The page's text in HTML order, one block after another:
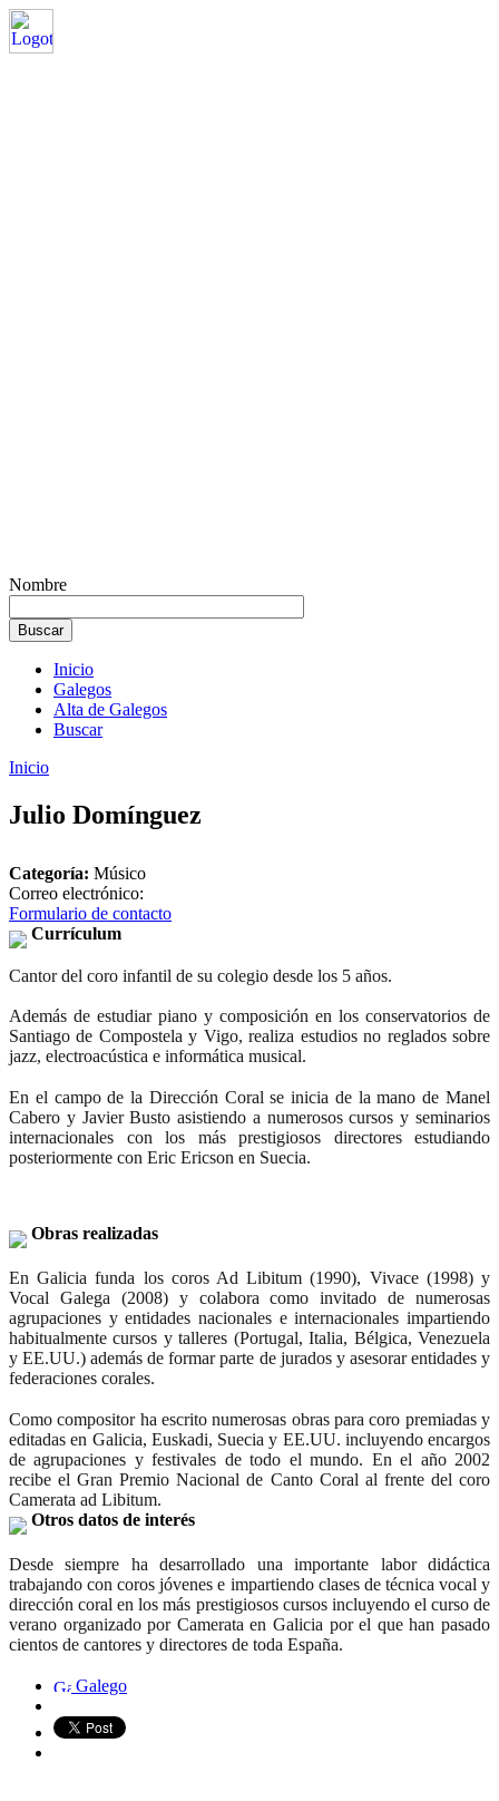
Nombre
Inicio
Galegos
Alta de Galegos
Buscar
Inicio
Julio Domínguez
Categoría: Músico
Correo electrónico:
Formulario de contacto
Currículum
Cantor del coro infantil de su colegio desde los 5 años.
Además de estudiar piano y composición en los conservatorios de
Santiago de Compostela y Vigo, realiza estudios no reglados sobre
jazz, electroacústica e informática musical.
En el campo de la Dirección Coral se inicia de la mano de Manel
Cabero y Javier Busto asistiendo a numerosos cursos y seminarios
internacionales con los más prestigiosos directores estudiando
posteriormente con Eric Ericson en Suecia.
Obras realizadas
En Galicia funda los coros Ad Libitum (1990), Vivace(1998) y
Vocal Galega (2008) y colabora como invitado de numerosas
agrupaciones y entidades nacionales e internacionales impartiendo
habitualmente cursos y talleres (Portugal, Italia, Bélgica, Venezuela
y EE.UU.) además de formar parte de jurados y asesorar entidades y
federaciones corales.
Como compositor ha escrito numerosas obras para coro premiadas y
editadas en Galicia, Euskadi, Suecia y EE.UU. incluyendo encargos
de agrupaciones y festivales de todo el mundo. En el año 2002
recibe elGran Premio Nacional de Canto Coral al frente del coro
Camerata ad Libitum.
Otros datos de interés
Desde siempre ha desarrollado una importante labor didáctica
trabajando con coros jóvenes e impartiendo clases de técnica vocal y
dirección coral en los más prestigiosos cursos incluyendo el curso de
verano organizado por Camerata en Galicia por el que han pasado
cientos de cantores y directores de toda España.
Galego